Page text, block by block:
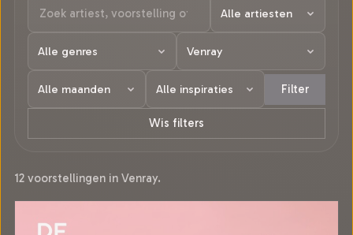
Filter
Wis filters
12 voorstellingen in Venray.